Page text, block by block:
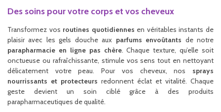
Des soins pour votre corps et vos cheveux
Transformez vos routines quotidiennes en véritables instants de
plaisir avec les gels douche aux parfums envoûtants de notre
parapharmacie en ligne pas chère. Chaque texture, qu’elle soit
onctueuse ou rafraîchissante, stimule vos sens tout en nettoyant
délicatement votre peau. Pour vos cheveux, nos sprays
nourrissants et protecteurs redonnent éclat et vitalité. Chaque
geste devient un soin ciblé grâce à des produits
parapharmaceutiques de qualité.